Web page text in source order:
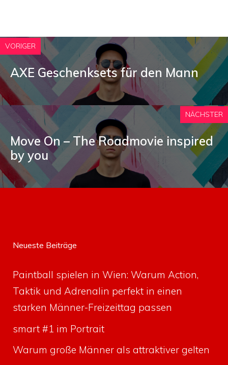
VORIGER
AXE Geschenksets für den Mann
NÄCHSTER
Move On – The Roadmovie inspired
by you
Neueste Beiträge
Paintball spielen in Wien: Warum Action,
Taktik und Adrenalin perfekt in einen
starken Männer-Freizeittag passen
smart #1 im Portrait
Warum große Männer als attraktiver gelten